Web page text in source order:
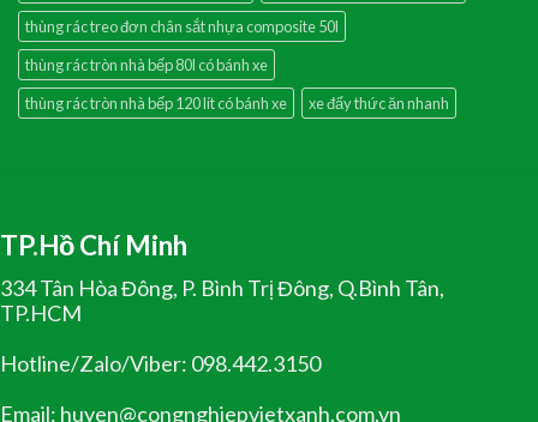
thùng rác treo đơn chân sắt nhựa composite 50l
thùng rác tròn nhà bếp 80l có bánh xe
thùng rác tròn nhà bếp 120 lít có bánh xe
xe đẩy thức ăn nhanh
TP.Hồ Chí Minh
334 Tân Hòa Đông, P. Bình Trị Đông, Q.Bình Tân,
TP.HCM
Hotline/Zalo/Viber: 098.442.3150
Email: huyen@congnghiepvietxanh.com.vn